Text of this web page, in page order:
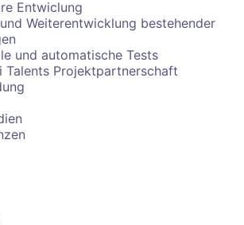
Entwiclung
Weiterentwicklung bestehender
und automatische Tests
Talents Projektpartnerschaft